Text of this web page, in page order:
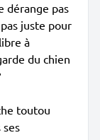
dérange pas
juste pour
à
du chien
toutou